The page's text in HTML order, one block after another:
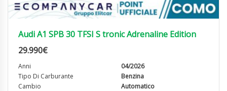
Audi A1 SPB 30 TFSI S tronic Adrenaline Edition
29.990€
Anni
04/2026
Tipo Di Carburante
Benzina
Cambio
Automatico